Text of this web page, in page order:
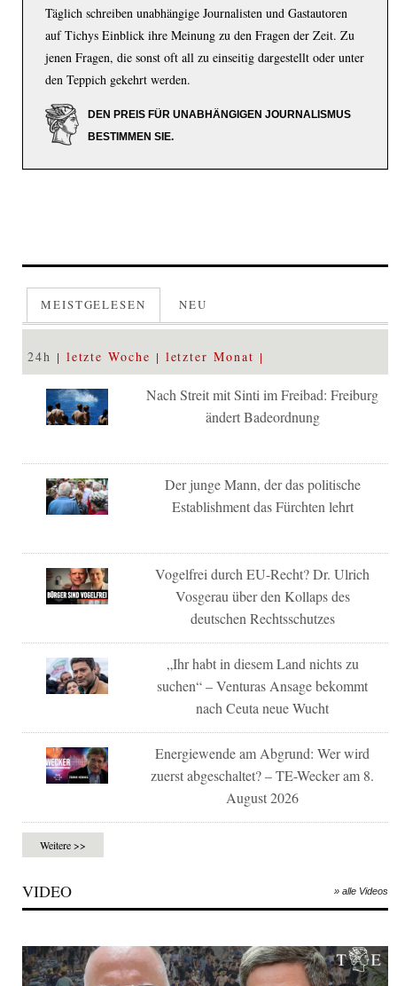
Täglich schreiben unabhängige Journalisten und Gastautoren
auf Tichys Einblick ihre Meinung zu den Fragen der Zeit. Zu
jenen Fragen, die sonst oft all zu einseitig dargestellt oder unter
den Teppich gekehrt werden.
DEN PREIS FÜR UNABHÄNGIGEN JOURNALISMUS
BESTIMMEN SIE.
MEISTGELESEN NEU
24h letzte Woche letzter Monat
Nach Streit mit Sinti im Freibad: Freiburg
ändert Badeordnung
Der junge Mann, der das politische
Establishment das Fürchten lehrt
Vogelfrei durch EU-Recht? Dr. Ulrich
Vosgerau über den Kollaps des
deutschen Rechtsschutzes
„Ihr habt in diesem Land nichts zu
suchen“ – Venturas Ansage bekommt
nach Ceuta neue Wucht
Energiewende am Abgrund: Wer wird
zuerst abgeschaltet? – TE-Wecker am 8.
August 2026
Weitere >>
VIDEO » alle Videos